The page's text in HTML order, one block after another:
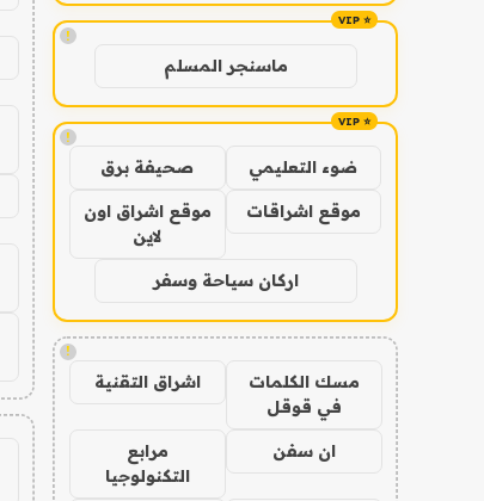
!
ماسنجر المسلم
!
ضوء التعليمي صحيفة برق
موقع اشراقات
موقع اشراق اون
لاين
اركان سياحة وسفر
!
مسك الكلمات
في قوقل
اشراق التقنية
ان سفن
مرابع
التكنولوجيا